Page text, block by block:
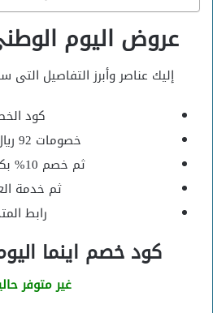
عروض اليوم الوطني 2022
إليك عناصر وأبرز التفاصيل
كود
خصومات 92 ريال وغيرها.
ثم خصم 10% بكود المتجر.
ثم خدمة
رابط
كود خصم اينما
غير متوفر